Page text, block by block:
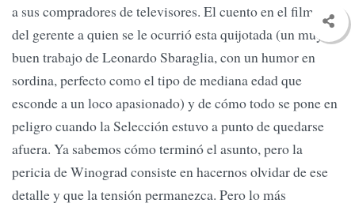
a sus compradores de televisores. El cuento en el film es el
del gerente a quien se le ocurrió esta quijotada (un muy
buen trabajo de Leonardo Sbaraglia, con un humor en
sordina, perfecto como el tipo de mediana edad que
esconde a un loco apasionado) y de cómo todo se pone en
peligro cuando la Selección estuvo a punto de quedarse
afuera. Ya sabemos cómo terminó el asunto, pero la
pericia de Winograd consiste en hacernos olvidar de ese
detalle y que la tensión permanezca. Pero lo más